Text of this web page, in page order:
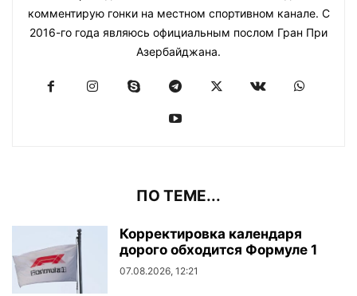
комментирую гонки на местном спортивном канале. С
2016-го года являюсь официальным послом Гран При
Азербайджана.
ПО ТЕМЕ...
Корректировка календаря
дорого обходится Формуле 1
07.08.2026, 12:21